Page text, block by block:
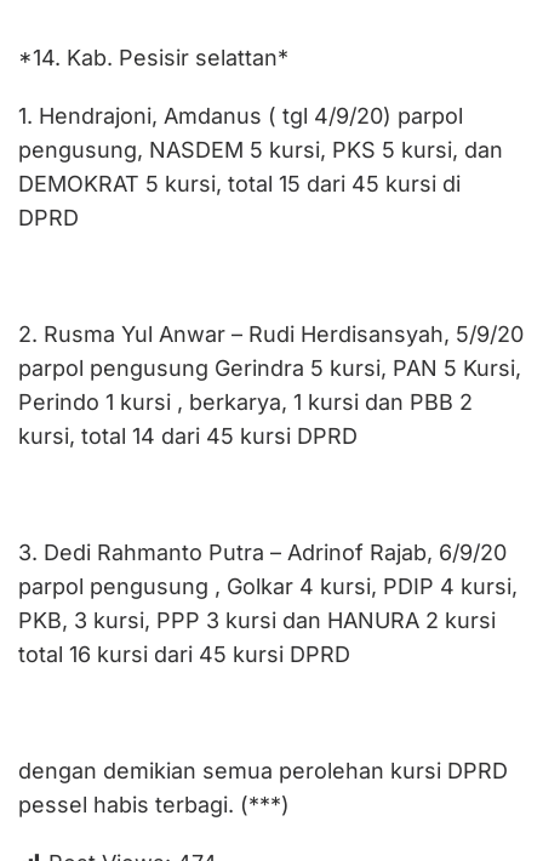
*14. Kab. Pesisir selattan*
1. Hendrajoni, Amdanus ( tgl 4/9/20) parpol
pengusung, NASDEM 5 kursi, PKS 5 kursi, dan
DEMOKRAT 5 kursi, total 15 dari 45 kursi di
DPRD
2. Rusma Yul Anwar – Rudi Herdisansyah, 5/9/20
parpol pengusung Gerindra 5 kursi, PAN 5 Kursi,
Perindo 1 kursi , berkarya, 1 kursi dan PBB 2
kursi, total 14 dari 45 kursi DPRD
3. Dedi Rahmanto Putra – Adrinof Rajab, 6/9/20
parpol pengusung , Golkar 4 kursi, PDIP 4 kursi,
PKB, 3 kursi, PPP 3 kursi dan HANURA 2 kursi
total 16 kursi dari 45 kursi DPRD
dengan demikian semua perolehan kursi DPRD
pessel habis terbagi. (***)